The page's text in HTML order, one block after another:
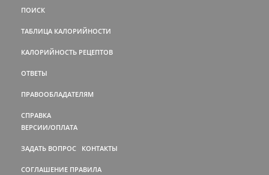
ПОИСК
ТАБЛИЦА КАЛОРИЙНОСТИ
КАЛОРИЙНОСТЬ РЕЦЕПТОВ
ОТВЕТЫ
ПРАВООБЛАДАТЕЛЯМ
СПРАВКА
ВЕРСИИ/ОПЛАТА
ЗАДАТЬ ВОПРОС КОНТАКТЫ
СОГЛАШЕНИЕ ПРАВИЛА